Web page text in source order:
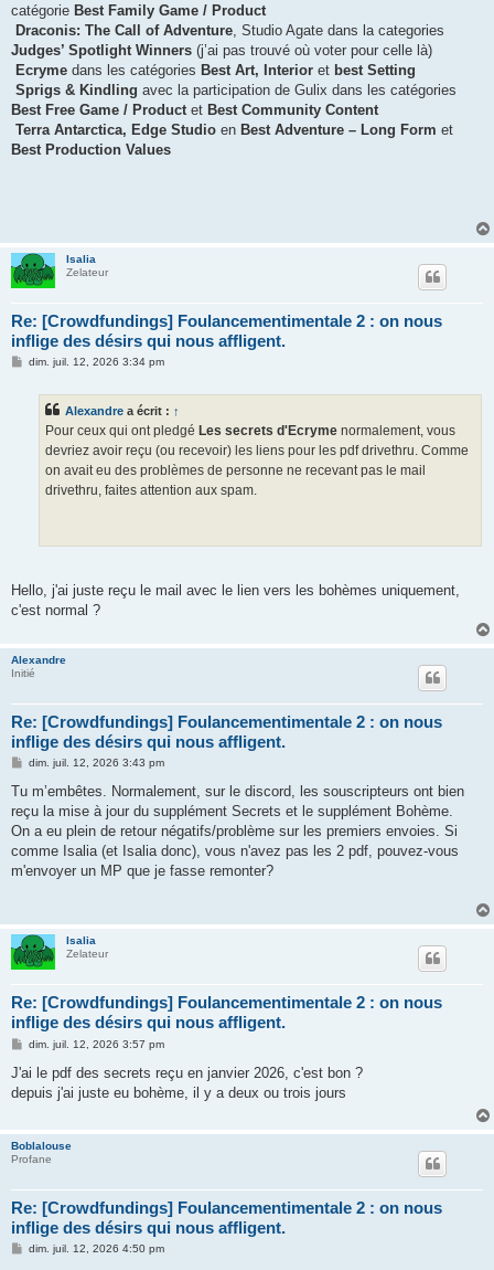
catégorie Best Family Game / Product
Draconis: The Call of Adventure , Studio Agate dans la categories
Judges’ Spotlight Winners (j’ai pas trouvé où voter pour celle là)
Ecryme dans les catégories Best Art, Interior et best Setting
Sprigs & Kindling avec la participation de Gulix dans les catégories
Best Free Game / Product et Best Community Content
Terra Antarctica, Edge Studio en Best Adventure – Long Form et
Best Production Values
Isalia
Zelateur
Re: [Crowdfundings] Foulancementimentale 2 : on nous
inflige des désirs qui nous affligent.
Mdim. juil. 12, 2026 3:34 pm
Alexandre a écrit : ↑
Pour ceux qui ont pledgé Les secrets d'Ecryme normalement, vous
devriez avoir reçu (ou recevoir) les liens pour les pdf drivethru. Comme
on avait eu des problèmes de personne ne recevant pas le mail
drivethru, faites attention aux spam.
Hello, j'ai juste reçu le mail avec le lien vers les bohèmes uniquement,
c'est normal ?
Alexandre
Initié
Re: [Crowdfundings] Foulancementimentale 2 : on nous
inflige des désirs qui nous affligent.
M
s
a
g
dim. juil. 12, 2026 3:43 pm
Tu m’embêtes. Normalement, sur le discord, les souscripteurs ont bien
reçu la mise à jour du supplément Secrets et le supplément Bohème.
On a eu plein de retour négatifs/problème sur les premiers envoies. Si
comme Isalia (et Isalia donc), vous n'avez pas les 2 pdf, pouvez-vous
m'envoyer un MP que je fasse remonter?
Isalia
Zelateur
Re: [Crowdfundings] Foulancementimentale 2 : on nous
inflige des désirs qui nous affligent.
M
s
a
dim. juil. 12, 2026 3:57 pm
J'ai le pdf des secrets reçu en janvier 2026, c'est bon ?
depuis j'ai juste eu bohème, il y a deux ou trois jours
Boblalouse
Profane
Re: [Crowdfundings] Foulancementimentale 2 : on nous
inflige des désirs qui nous affligent.
Mdim. juil. 12, 2026 4:50 pm